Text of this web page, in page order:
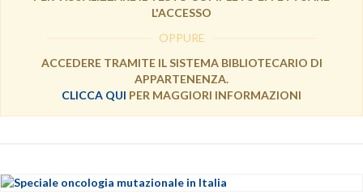
L'ACCESSO
OPPURE
ACCEDERE TRAMITE IL SISTEMA BIBLIOTECARIO DI
APPARTENENZA.
CLICCA QUI PER MAGGIORI INFORMAZIONI